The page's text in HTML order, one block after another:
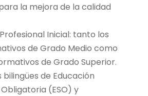
la mejora de la calidad
Inicial: tanto los
de Grado Medio como
de Grado Superior.
bilingües de Educación
(ESO) y